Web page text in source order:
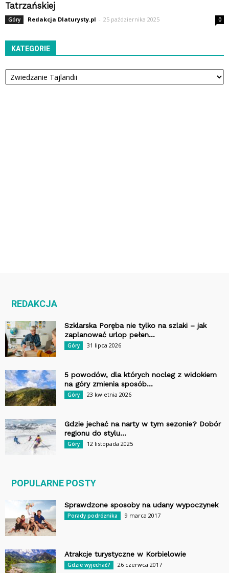
Tatrzańskiej
Góry Redakcja Dlaturysty.pl - 25 października 2025 0
KATEGORIE
Kategorie
REDAKCJA
Szklarska Poręba nie tylko na szlaki – jak
zaplanować urlop pełen...
Góry 31 lipca 2026
5 powodów, dla których nocleg z widokiem
na góry zmienia sposób...
Góry 23 kwietnia 2026
Gdzie jechać na narty w tym sezonie? Dobór
regionu do stylu...
Góry 12 listopada 2025
POPULARNE POSTY
Sprawdzone sposoby na udany wypoczynek
Porady podróżnika 9 marca 2017
Atrakcje turystyczne w Korbielowie
Gdzie wyjechać? 26 czerwca 2017